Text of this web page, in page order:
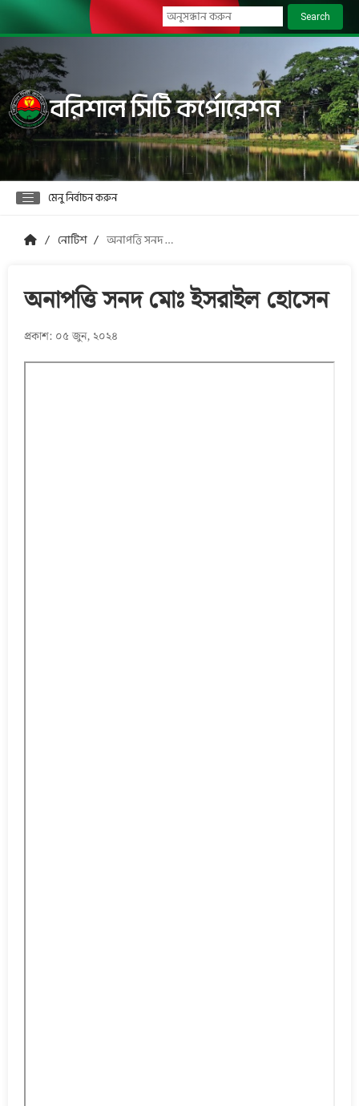
Search
বরিশাল সিটি কর্পোরেশন
মেনু নির্বাচন করুন
নোটিশ অনাপত্তি সনদ মোঃ ইসরাইল হোসেন
অনাপত্তি সনদ মোঃ ইসরাইল হোসেন
প্রকাশ: ০৫ জুন, ২০২৪